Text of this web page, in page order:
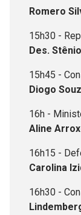
Romero
15h30 -
Des.
15h45 -
Diogo
16h -
Aline
16h15 -
Carolina
16h30 -